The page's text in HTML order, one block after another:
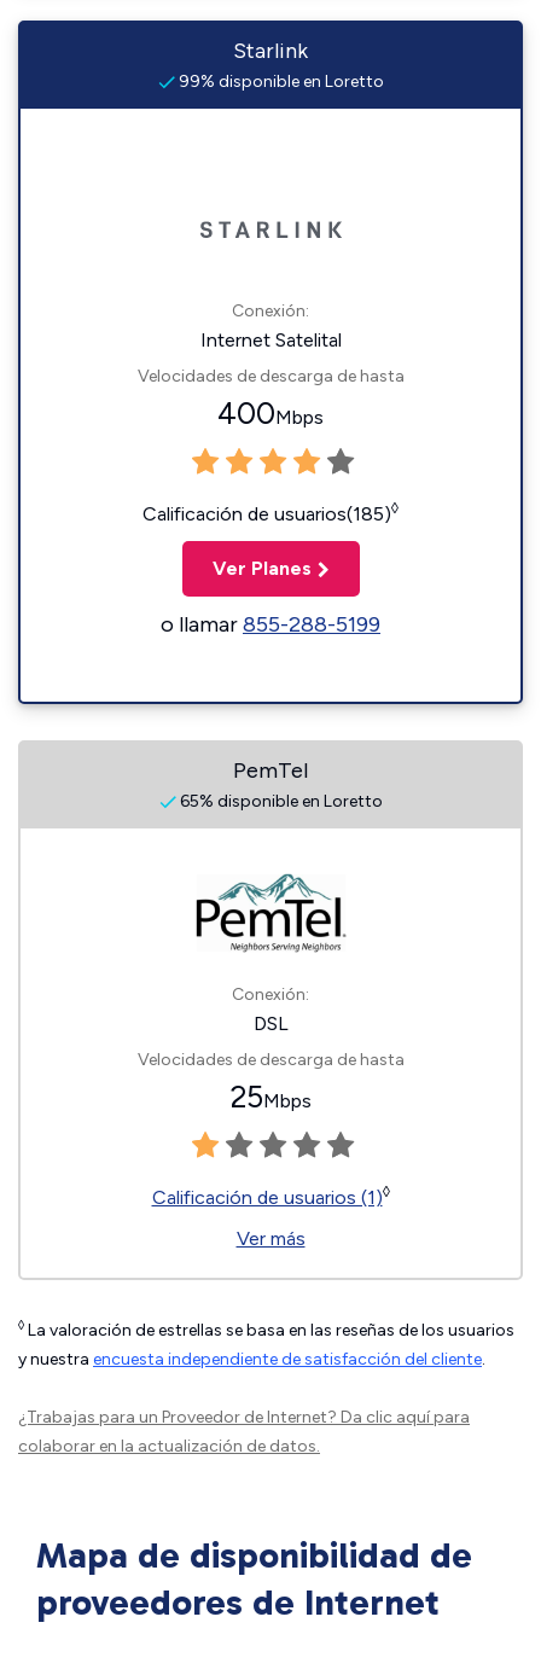
Starlink
99% disponible en Loretto
Conexión:
Internet Satelital
Velocidades de descarga de hasta
400Mbps
Calificación de usuarios(185)◊
Ver Planes
o llamar855-288-5199
PemTel
65% disponible en Loretto
Conexión:
DSL
Velocidades de descarga de hasta
25Mbps
Calificación de usuarios (1)◊
Ver más
◊ La valoración de estrellas se basa en las reseñas de los usuarios
y nuestra encuesta independiente de satisfacción del cliente.
¿Trabajas para un Proveedor de Internet? Da clic aquípara
colaborar en la actualización de datos.
Mapa de disponibilidad de
proveedores de Internet